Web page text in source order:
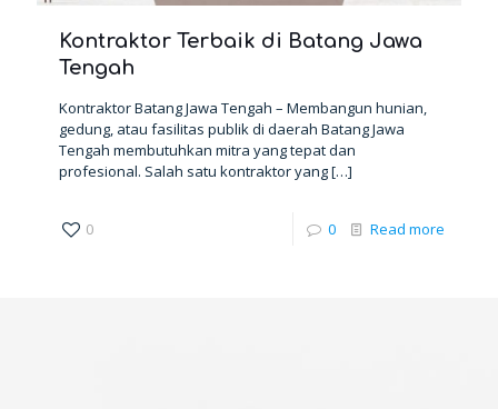
Kontraktor Terbaik di Batang Jawa
Tengah
Kontraktor Batang Jawa Tengah – Membangun hunian,
gedung, atau fasilitas publik di daerah Batang Jawa
Tengah membutuhkan mitra yang tepat dan
profesional. Salah satu kontraktor yang[…]
0 0 Read more